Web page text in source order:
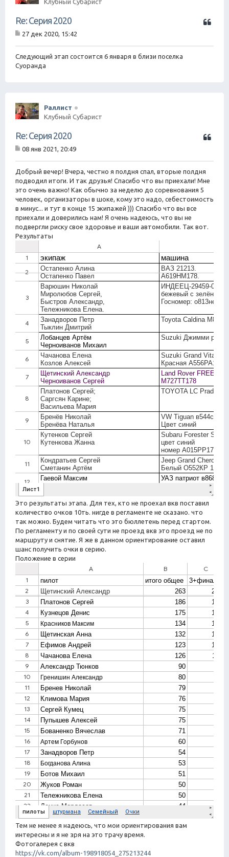
Клубный Субарист
Ц
Re: Серия 2020
о
б
щ
е
27 дек 2020, 15:42
Следующий этап состоится 6 января в близи поселка
Суоранда
Раллист
Клубный Субарист
Ц
т
а
Re: Серия 2020
о
б
е
н
и
е
08 янв 2021, 20:49
Добрый вечер! Вчера, честно я полдня спал, вторые полдня
подводил итоги. И так друзья! Спасибо что вы приехали! Мне
это очень важно! Как обычно за неделю до соревнования 5
человек, организаторы в шоке, кому это надо, себестоимость
в минус... и тут в конце 15 экипажей ))) Спасибо что вы все
приехали и доверились нам! Я очень надеюсь, что вы не
подвергли риску свое здоровье и ваши автомобили. Так вот.
Результаты
Это результаты этапа. Для тех, кто не проехал вкв поставил
количество очков 10ть. нигде в регламенте не сказано. что
так можно. Будем читать что это бюллетень перед стартом.
По регламенту и по своей сути не проезд вкв это проезд не по
маршруту и снятие. Я же в данном ориентирование оставил
шанс получить очки в серию.
Положение в серии
Тем не менее я надеюсь, что мои ориентирования вам
интересны и я не зря на это трачу время.
Фотогалерея с вкв
https://vk.com/album-198918054_275213244